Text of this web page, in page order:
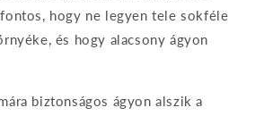
hogy ne legyen tele sokféle
és hogy alacsony ágyon
biztonságos ágyon alszik a